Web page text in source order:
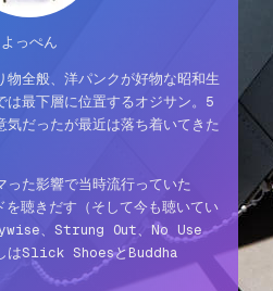
よっぺん
物全般、洋パンクが好物な昭和生
は最下層に位置するオジサン。5
気だったが最近は落ち着いてきた
った影響で当時流行っていた
聴きだす（そして今も聴いてい
、Strung Out、No Use
はSlick ShoesとBuddha